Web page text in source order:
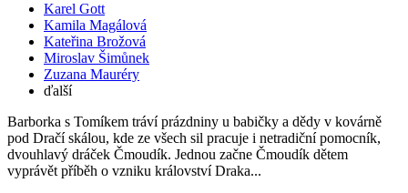
Karel Gott
Kamila Magálová
Kateřina Brožová
Miroslav Šimůnek
Zuzana Mauréry
ďalší
Barborka s Tomíkem tráví prázdniny u babičky a dědy v kovárně
pod Dračí skálou, kde ze všech sil pracuje i netradiční pomocník,
dvouhlavý dráček Čmoudík. Jednou začne Čmoudík dětem
vyprávět příběh o vzniku království Draka...